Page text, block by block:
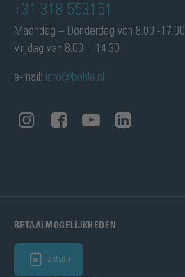
+31 318 553151
Maandag – Donderdag van 8.00 -17.00
Vrijdag van 8.00 – 14.30
e-mail: info@bohle.nl
BETAALMOGELIJKHEDEN
Factuur